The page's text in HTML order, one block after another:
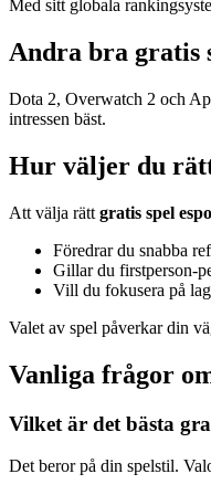
Med sitt globala
Andra bra gratis
Dota 2, Overwatch 2 och
intressen bäst.
Hur väljer du
Att välja rätt gratis spel
Föredrar du snabba
Gillar du firstperson-
Vill du fokusera på
Valet av spel påverkar din
Vanliga frågor
Vilket är det bästa
Det beror på din spelstil.